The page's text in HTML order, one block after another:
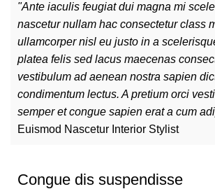
"Ante iaculis feugiat dui magna mi
nascetur nullam hac consectetur class
ullamcorper nisl eu justo in a
platea felis sed lacus maecenas
vestibulum ad aenean nostra sapien
condimentum lectus. A pretium orci
semper et congue sapien erat a cum
Euismod Nascetur Interior Stylist
Congue dis suspendisse